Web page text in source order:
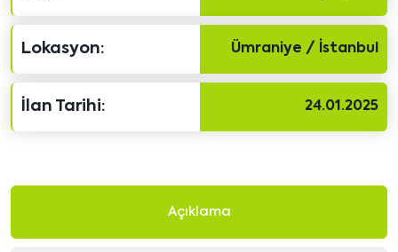
Lokasyon: Ümraniye / İstanbul
İlan Tarihi: 24.01.2025
Açıklama